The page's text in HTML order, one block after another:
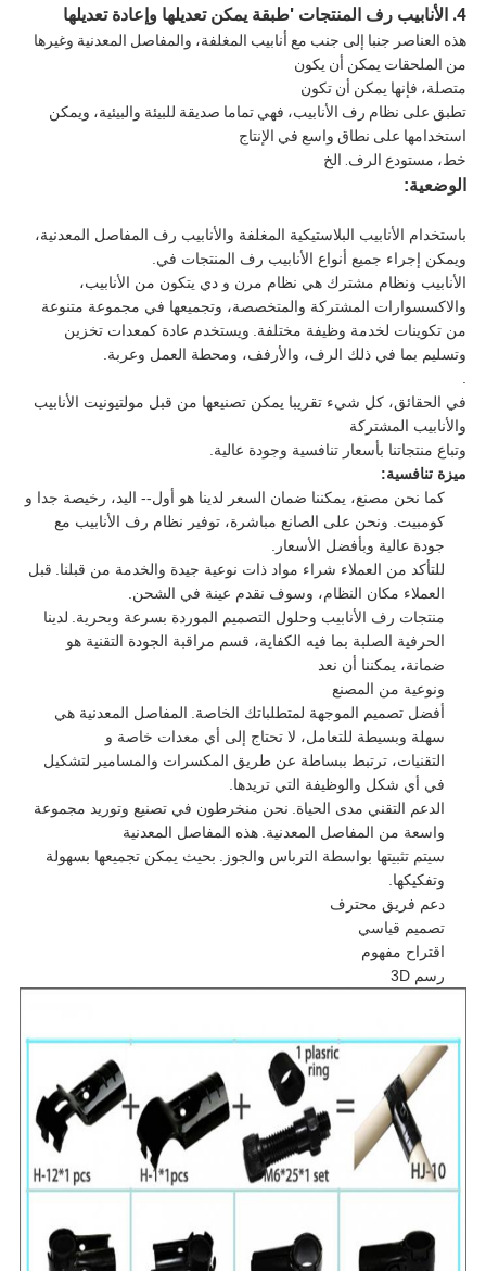
4. الأنابيب رف المنتجات 'طبقة يمكن تعديلها وإعادة تعديلها
هذه العناصر جنبا إلى جنب مع أنابيب المغلفة، والمفاصل المعدنية وغيرها
من الملحقات يمكن أن يكون
متصلة، فإنها يمكن أن تكون
تطبق على نظام رف الأنابيب، فهي تماما صديقة للبيئة والبيئية، ويمكن
استخدامها على نطاق واسع في الإنتاج
خط، مستودع الرف. الخ
الوضعية:
باستخدام الأنابيب البلاستيكية المغلفة والأنابيب رف المفاصل المعدنية،
ويمكن إجراء جميع أنواع الأنابيب رف المنتجات في.
الأنابيب ونظام مشترك هي نظام مرن و دي يتكون من الأنابيب،
والاكسسوارات المشتركة والمتخصصة، وتجميعها في مجموعة متنوعة
من تكوينات لخدمة وظيفة مختلفة. ويستخدم عادة كمعدات تخزين
وتسليم بما في ذلك الرف، والأرفف، ومحطة العمل وعربة.
.
في الحقائق، كل شيء تقريبا يمكن تصنيعها من قبل مولتيونيت الأنابيب
والأنابيب المشتركة
وتباع منتجاتنا بأسعار تنافسية وجودة عالية.
ميزة تنافسية:
كما نحن مصنع، يمكننا ضمان السعر لدينا هو أول-- اليد، رخيصة جدا و
كومبيت. ونحن على الصانع مباشرة، توفير نظام رف الأنابيب مع
جودة عالية وبأفضل الأسعار.
للتأكد من العملاء شراء مواد ذات نوعية جيدة والخدمة من قبلنا. قبل
العملاء مكان النظام، وسوف نقدم عينة في الشحن.
منتجات رف الأنابيب وحلول التصميم الموردة بسرعة وبحرية. لدينا
الحرفية الصلبة بما فيه الكفاية، قسم مراقبة الجودة التقنية هو
ضمانة، يمكننا أن نعد
ونوعية من المصنع
أفضل تصميم الموجهة لمتطلباتك الخاصة. المفاصل المعدنية هي
سهلة وبسيطة للتعامل، لا تحتاج إلى أي معدات خاصة و
التقنيات، ترتبط ببساطة عن طريق المكسرات والمسامير لتشكيل
في أي شكل والوظيفة التي تريدها.
الدعم التقني مدى الحياة. نحن منخرطون في تصنيع وتوريد مجموعة
واسعة من المفاصل المعدنية. هذه المفاصل المعدنية
سيتم تثبيتها بواسطة الترباس والجوز. بحيث يمكن تجميعها بسهولة
وتفكيكها.
دعم فريق محترف
تصميم قياسي
اقتراح مفهوم
رسم 3D